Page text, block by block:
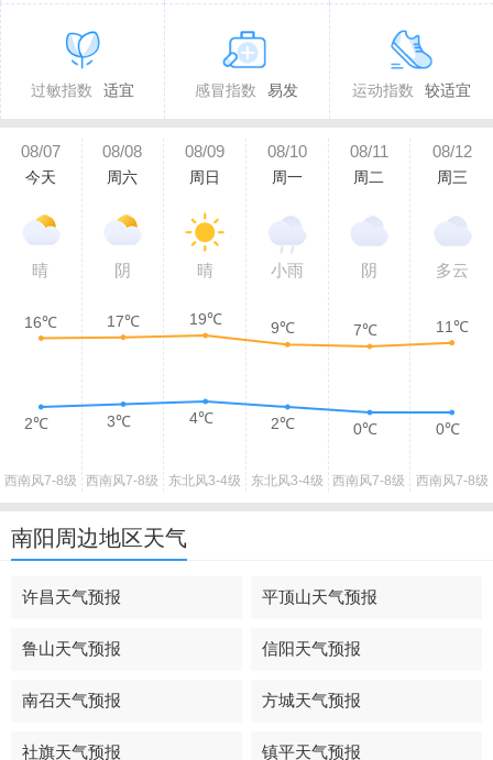
过敏指数 适宜 感冒指数 易发 运动指数 较适宜
08/07
今天
晴
西南风7-8级
08/08
周六
阴
西南风7-8级
08/09
周日
晴
东北风3-4级
08/10
周一
小雨
东北风3-4级
08/11
周二
阴
西南风7-8级
08/12
周三
多云
西南风7-8级
16℃ 17℃ 19℃
9℃ 7℃ 11℃
2℃ 3℃ 4℃ 2℃ 0℃ 0℃
南阳周边地区天气
许昌天气预报 平顶山天气预报
鲁山天气预报 信阳天气预报
南召天气预报 方城天气预报
社旗天气预报 镇平天气预报